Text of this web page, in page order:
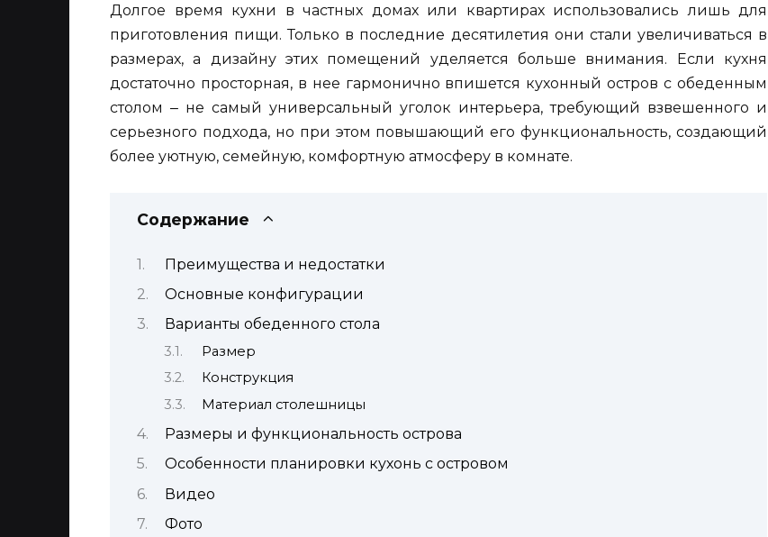
Долгое время кухни в частных домах или квартирах использовались лишь для
приготовления пищи. Только в последние десятилетия они стали увеличиваться в
размерах, а дизайну этих помещений уделяется больше внимания. Если кухня
достаточно просторная, в нее гармонично впишется кухонный остров с обеденным
столом ‒ не самый универсальный уголок интерьера, требующий взвешенного и
серьезного подхода, но при этом повышающий его функциональность, создающий
более уютную, семейную, комфортную атмосферу в комнате.
Содержание
Преимущества и недостатки
Основные конфигурации
Варианты обеденного стола
Размер
Конструкция
Материал столешницы
Размеры и функциональность острова
Особенности планировки кухонь с островом
Видео
Фото